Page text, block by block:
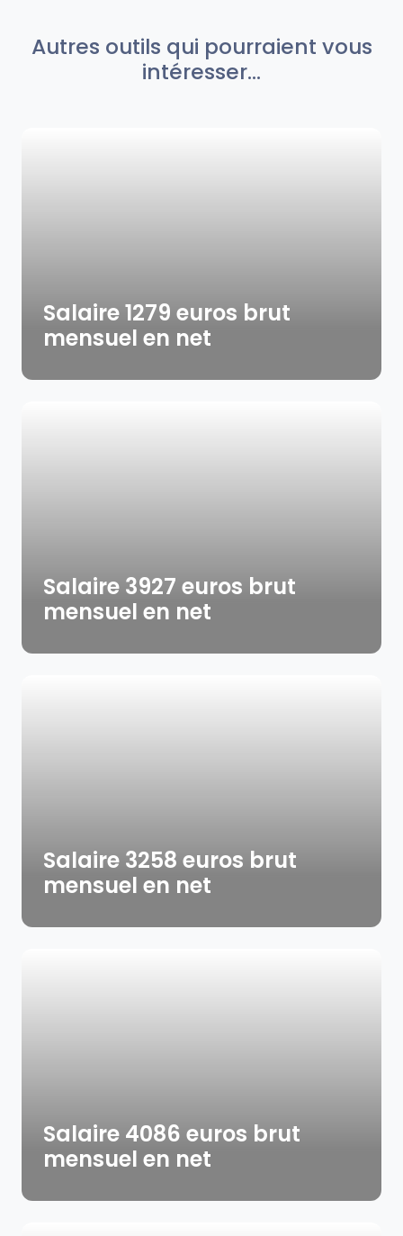
Autres outils qui pourraient vous
intéresser...
Salaire 1279 euros brut
mensuel en net
Salaire 3927 euros brut
mensuel en net
Salaire 3258 euros brut
mensuel en net
Salaire 4086 euros brut
mensuel en net